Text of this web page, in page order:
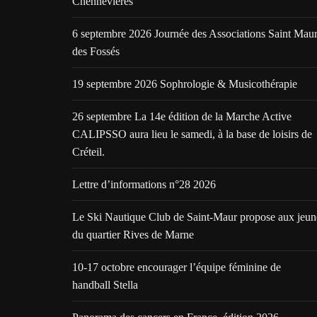
6 septembre 2026 Journée des Associations Saint Maur
des Fossés
19 septembre 2026 Sophrologie & Musicothérapie
26 septembre La 14e édition de la Marche Active
CALIPSSO aura lieu le samedi, à la base de loisirs de
Créteil.
Lettre d’informations n°28 2026
Le Ski Nautique Club de Saint-Maur propose aux
du quartier Rives de Marne
10-17 octobre encourager l’équipe féminine de
handball Stella